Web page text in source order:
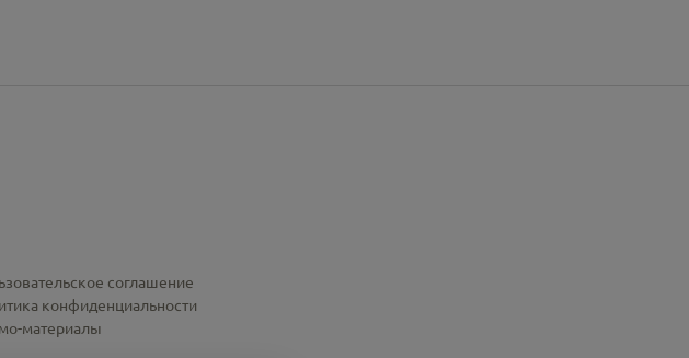
соглашение
конфиденциальности
материалы